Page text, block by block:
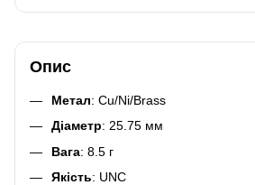
Опис
Метал: Cu/Ni/Brass
Діаметр: 25.75 мм
Вага: 8.5 г
Якість: UNC